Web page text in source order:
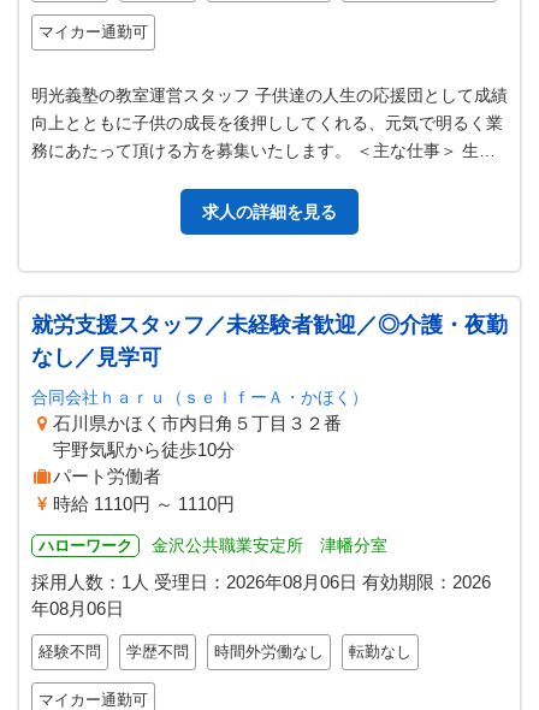
マイカー通勤可
明光義塾の教室運営スタッフ 子供達の人生の応援団として成績
向上とともに子供の成長を後押ししてくれる、元気で明るく業
務にあたって頂ける方を募集いたします。 ＜主な仕事＞ 生
求人の詳細を見る
就労支援スタッフ／未経験者歓迎／◎介護・夜勤
なし／見学可
合同会社ｈａｒｕ（ｓｅｌｆーＡ・かほく）
石川県かほく市内日角５丁目３２番
宇野気駅から徒歩10分
パート労働者
時給 1110円 ～ 1110円
ハローワーク 金沢公共職業安定所 津幡分室
採用人数：1人 受理日： 2026年08月06日 有効期限： 2026
年08月06日
経験不問 学歴不問 時間外労働なし 転勤なし
マイカー通勤可